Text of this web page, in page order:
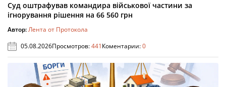
Суд оштрафував командира військової частини за
ігнорування рішення на 66 560 грн
Автор:Лента от Протокола
05.08.2026Просмотров:441Коментарии:0